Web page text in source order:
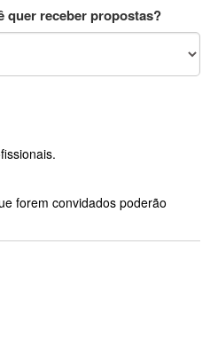
quer receber propostas?
forem convidados poderão